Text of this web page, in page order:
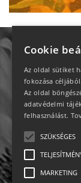
Cookie
Az oldal sütiket
fokozása céljából.
Az oldal
adatvédelmi
felhasználást.
SZÜKSÉGES
MARKETING